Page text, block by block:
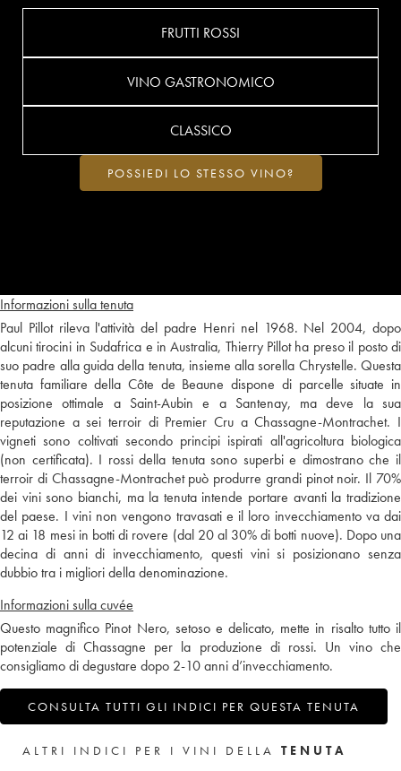
Informazioni sulla tenuta
Paul Pillot rileva l'attività del padre Henri nel 1968. Nel 2004, dopo
alcuni tirocini in Sudafrica e in Australia, Thierry Pillot ha preso il posto di
suo padre alla guida della tenuta, insieme alla sorella Chrystelle. Questa
tenuta familiare della Côte de Beaune dispone di parcelle situate in
posizione ottimale a Saint-Aubin e a Santenay, ma deve la sua
reputazione a sei terroir di Premier Cru a Chassagne-Montrachet. I
vigneti sono coltivati secondo principi ispirati all'agricoltura biologica
(non certificata). I rossi della tenuta sono superbi e dimostrano che il
terroir di Chassagne-Montrachet può produrre grandi pinot noir. Il 70%
dei vini sono bianchi, ma la tenuta intende portare avanti la tradizione
del paese. I vini non vengono travasati e il loro invecchiamento va dai
12 ai 18 mesi in botti di rovere (dal 20 al 30% di botti nuove). Dopo una
decina di anni di invecchiamento, questi vini si posizionano senza
dubbio tra i migliori della denominazione.
Informazioni sulla cuvée
Questo magnifico Pinot Nero, setoso e delicato, mette in risalto tutto il
potenziale di Chassagne per la produzione di rossi. Un vino che
consigliamo di degustare dopo 2-10 anni d’invecchiamento.
CONSULTA TUTTI GLI INDICI PER QUESTA TENUTA
FRUTTI ROSSI
VINO GASTRONOMICO
CLASSICO
POSSIEDI LO STESSO VINO?
ALTRI INDICI PER I VINI DELLA TENUTA